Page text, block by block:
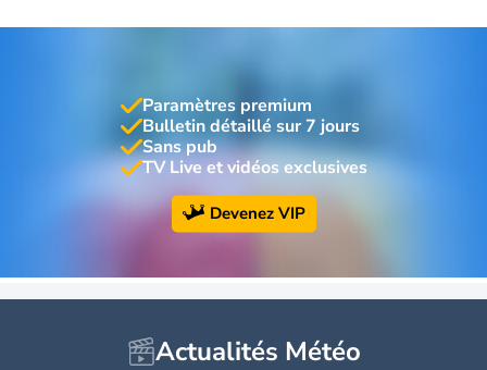
Paramètres premium
Bulletin détaillé sur 7 jours
Sans pub
TV Live et vidéos exclusives
Devenez VIP
Actualités Météo